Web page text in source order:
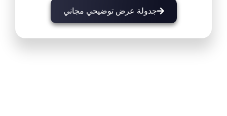
جدولة عرض توضيحي مجاني